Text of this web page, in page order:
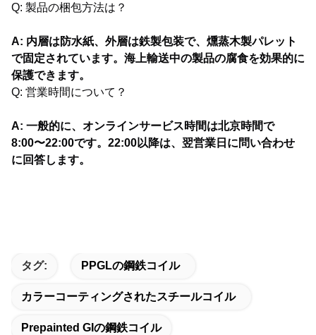
Q: 製品の梱包方法は？
A: 内層は防水紙、外層は鉄製包装で、燻蒸木製パレット
で固定されています。海上輸送中の製品の腐食を効果的に
保護できます。
Q: 営業時間について？
A: 一般的に、オンラインサービス時間は北京時間で
8:00〜22:00です。22:00以降は、翌営業日に問い合わせ
に回答します。
タグ: PPGLの鋼鉄コイル
カラーコーティングされたスチールコイル
Prepainted GIの鋼鉄コイル